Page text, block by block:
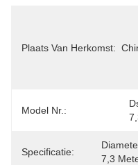
Plaats Van Herkomst:
Model Nr.:
Specificatie:
7,3